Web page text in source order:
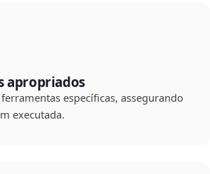
apropriados
específicas, assegurando
executada.